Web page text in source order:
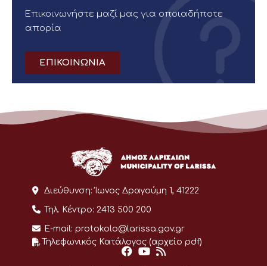
Επικοινωνήστε μαζί μας για οποιαδήποτε
απορία
ΕΠΙΚΟΙΝΩΝΙΑ
Διεύθυνση: Ίωνος Δραγούμη 1, 41222
Τηλ. Κέντρο: 2413 500 200
E-mail: protokolo@larissa.gov.gr
Τηλεφωνικός Κατάλογος (αρχείο pdf)